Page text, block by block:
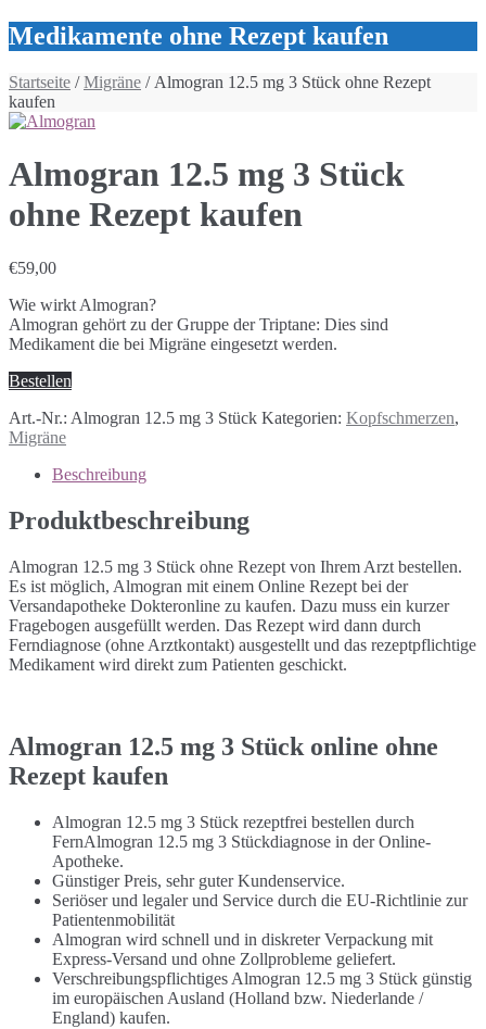
Medikamente ohne Rezept kaufen
Startseite /Migräne / Almogran 12.5 mg 3 Stück ohne Rezept
kaufen
Almogran 12.5 mg 3 Stück
ohne Rezept kaufen
€59,00
Wie wirkt Almogran?
Almogran gehört zu der Gruppe der Triptane: Dies sind
Medikament die bei Migräne eingesetzt werden.
Bestellen
Art.-Nr.: Almogran 12.5 mg 3 Stück Kategorien: Kopfschmerzen,
Migräne
Beschreibung
Produktbeschreibung
Almogran 12.5 mg 3 Stück ohne Rezept von Ihrem Arzt bestellen.
Es ist möglich, Almogran mit einem Online Rezept bei der
Versandapotheke Dokteronline zu kaufen. Dazu muss ein kurzer
Fragebogen ausgefüllt werden. Das Rezept wird dann durch
Ferndiagnose (ohne Arztkontakt) ausgestellt und das rezeptpflichtige
Medikament wird direkt zum Patienten geschickt.
Almogran 12.5 mg 3 Stück online ohne
Rezept kaufen
Almogran 12.5 mg 3 Stück rezeptfrei bestellen durch
FernAlmogran 12.5 mg 3 Stückdiagnose in der Online-
Apotheke.
Günstiger Preis, sehr guter Kundenservice.
Seriöser und legaler und Service durch die EU-Richtlinie zur
Patientenmobilität
Almogran wird schnell und in diskreter Verpackung mit
Express-Versand und ohne Zollprobleme geliefert.
Verschreibungspflichtiges Almogran 12.5 mg 3 Stück günstig
im europäischen Ausland (Holland bzw. Niederlande /
England) kaufen.